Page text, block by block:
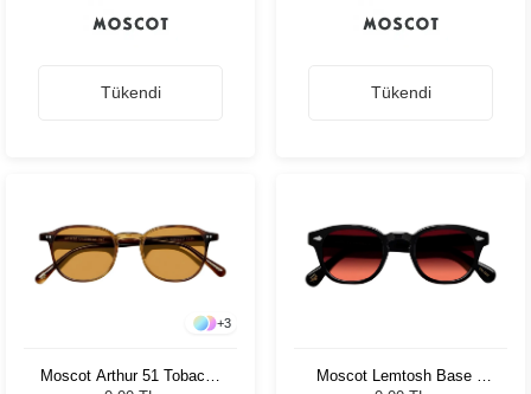
Tükendi Tükendi
+3
Moscot Arthur 51 Tobacco
Moscot Lemtosh Base 2